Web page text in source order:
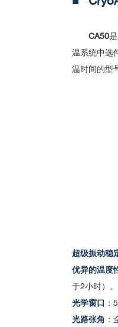
CA50
温系统中选
温时间的型
超级振动稳
优异的温度
于2小时）。
光学窗口 ：
光路张角
Nature
Nature
Nature
Nature
Nano
Nano
ACS
ACS
Science
Science
■ 范德
Nature
首都师大
苏州纳米所
中国科学技
西南交通
清华大学
山西大学
中国科学
南开大学